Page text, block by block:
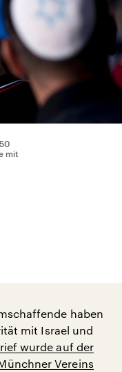
mit
haben
mit Israel und
wurde auf der
Vereins